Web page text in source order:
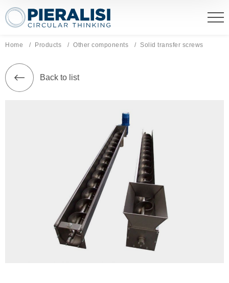
Pieralisi Maip Spa
Home Products Other components Current page:
Solid transfer screws
Back to list